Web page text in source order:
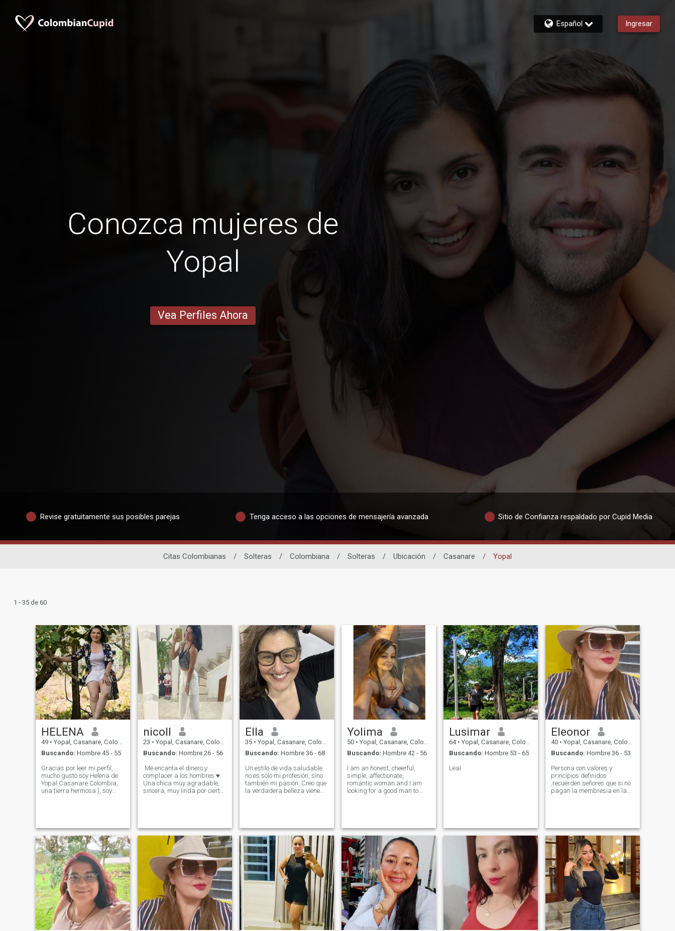
Español Ingresar
Conozca mujeres de
Yopal
Vea Perfiles Ahora
Revise gratuitamente sus posibles parejas Tenga acceso a las opciones de mensajería avanzada Sitio de Confianza respaldado por Cupid Media
Citas Colombianas / Solteras / Colombiana / Solteras / Ubicación / Casanare / Yopal
1 - 35 de 60
HELENA
49 • Yopal, Casanare, Colombia
Buscando: Hombre 45 - 55
Gracias por leer mi perfil,
mucho gusto soy Helena de
Yopal Casanare Colombia,
una tierra hermosa:), soy
especialmente Salsa.
Disfruto leer, caminar,
cocinar, viajar y comer; el
paladar es otra forma de
conocer diferentes culturas y
costumbre. Como pareja soy
cariñosa, atenta, des
complicada, alegre,
enérgica, buen sentido del
humor, leal, comprometida e
incondicional. Tengo un estilo
de vida saludable y me
ejercito corriendo y
practicando en el gimnasio.
nicoll
23 • Yopal, Casanare, Colombia
Buscando: Hombre 26 - 56
Me encanta el dinero y
complacer a los hombres ♥️
Una chica muy agradable,
sincera, muy linda por cierto,
pendiente de mi pareja, soy
una buena persona y tengo
un corazón muy hermoso ♥️
Ella
35 • Yopal, Casanare, Colombia
Buscando: Hombre 36 - 68
Un estilo de vida saludable
no es sólo mi profesión, sino
también mi pasión. Creo que
la verdadera belleza viene
sinceridad y la bondad de
las personas. Mi mayor
sueño es tener mi propio
gimnasio y una familia
amorosa donde el respeto y
el apoyo son la base de la
felicidad
Yolima
50 • Yopal, Casanare, Colombia
Buscando: Hombre 42 - 56
I am an honest, cheerful,
simple, affectionate,
romantic woman and I am
looking for a good man to
Lusimar
64 • Yopal, Casanare, Colombia
Buscando: Hombre 53 - 65
Leal
Eleonor
40 • Yopal, Casanare, Colombia
Buscando: Hombre 36 - 53
Persona con valores y
principios definidos
,recuerden señores que si no
pagan la membresia en la